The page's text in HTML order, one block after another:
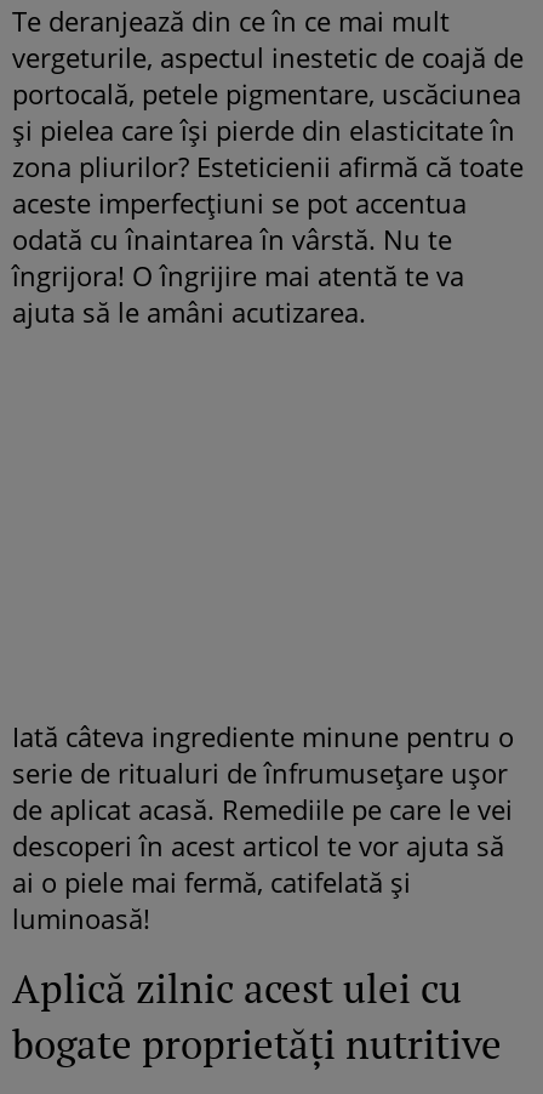
Te deranjează din ce în ce mai mult
vergeturile, aspectul inestetic de coajă de
portocală, petele pigmentare, uscăciunea
și pielea care își pierde din elasticitate în
zona pliurilor? Esteticienii afirmă că toate
aceste imperfecțiuni se pot accentua
odată cu înaintarea în vârstă. Nu te
îngrijora! O îngrijire mai atentă te va
ajuta să le amâni acutizarea.
Iată câteva ingrediente minune pentru o
serie de ritualuri de înfrumusețare ușor
de aplicat acasă. Remediile pe care le vei
descoperi în acest articol te vor ajuta să
ai o piele mai fermă, catifelată și
luminoasă!
Aplică zilnic acest ulei cu
bogate proprietăți nutritive